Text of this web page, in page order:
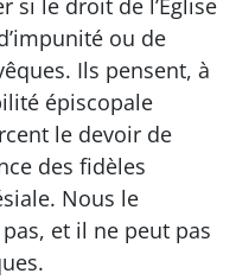
si le droit de l’Église
ou de
Ils pensent, à
épiscopale
le devoir de
des fidèles
Nous le
et il ne peut pas